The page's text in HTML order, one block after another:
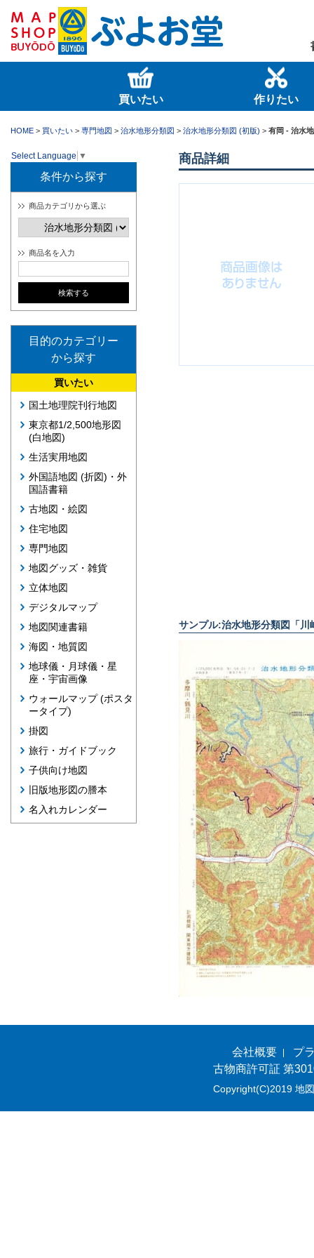
買いたい 作りたい
HOME > 買いたい > 専門地図 > 治水地形分類図 > 治水地形分類図 (初版) > 有岡 - 治水
Select Language ▼
条件から探す
商品カテゴリから選ぶ
商品名を入力
目的のカテゴリー
から探す
買いたい
国土地理院刊行地図
東京都1/2,500地形図
(白地図)
生活実用地図
外国語地図 (折図)・外
国語書籍
古地図・絵図
住宅地図
専門地図
地図グッズ・雑貨
立体地図
デジタルマップ
地図関連書籍
海図・地質図
地球儀・月球儀・星
座・宇宙画像
ウォールマップ (ポスタ
ータイプ)
掛図
旅行・ガイドブック
子供向け地図
旧版地形図の謄本
名入れカレンダー
商品詳細
サンプル:治水地形分類図「川
会社概要
プ
古物商許可証 第
Copyright(C)2019 地